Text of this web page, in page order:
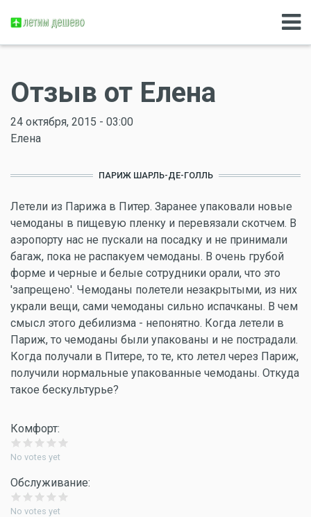
Отзыв от Елена
24 октября, 2015 - 03:00
Елена
ПАРИЖ ШАРЛЬ-ДЕ-ГОЛЛЬ
Летели из Парижа в Питер. Заранее упаковали новые
чемоданы в пищевую пленку и перевязали скотчем. В
аэропорту нас не пускали на посадку и не принимали
багаж, пока не распакуем чемоданы. В очень грубой
форме и черные и белые сотрудники орали, что это
'запрещено'. Чемоданы полетели незакрытыми, из них
украли вещи, сами чемоданы сильно испачканы. В чем
смысл этого дебилизма - непонятно. Когда летели в
Париж, то чемоданы были упакованы и не пострадали.
Когда получали в Питере, то те, кто летел через Париж,
получили нормальные упакованные чемоданы. Откуда
такое бескультурье?
Комфорт:
No votes yet
Обслуживание:
No votes yet